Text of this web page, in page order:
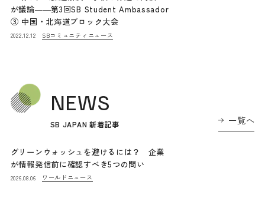
が議論――第3回SB Student Ambassador
③ 中国・北海道ブロック大会
2022.12.12 SBコミュニティニュース
NEWS
SB JAPAN 新着記事 一覧へ
グリーンウォッシュを避けるには？ 企業
が情報発信前に確認すべき5つの問い
2026.08.06 ワールドニュース